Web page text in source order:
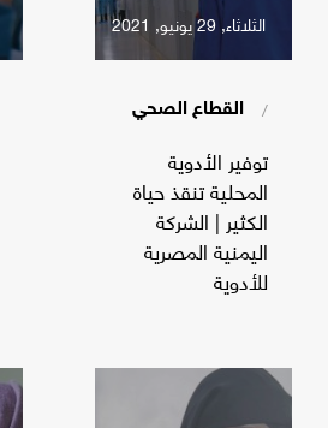
الثلاثاء, 29 يونيو, 2021
/ القطاع الصحي
توفير الأدوية
المحلية تنقذ حياة
الكثير | الشركة
اليمنية المصرية
للأدوية